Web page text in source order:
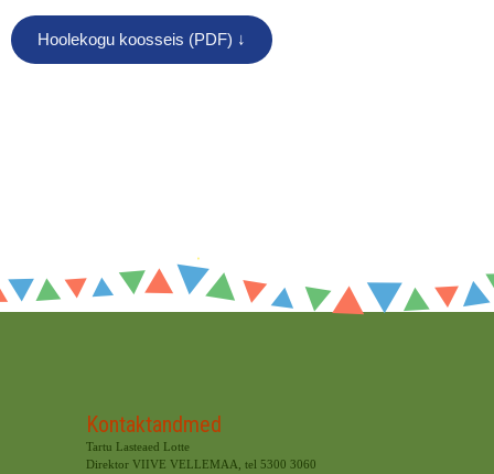
Hoolekogu koosseis (PDF) ↓
Kontaktandmed
Tartu Lasteaed Lotte
Direktor VIIVE VELLEMAA, tel 5300 3060